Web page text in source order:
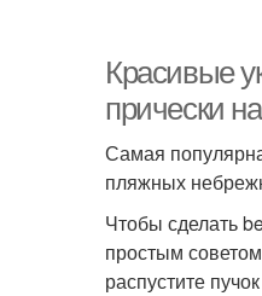
Красивые
прически
Самая
пляжных
Чтобы сделать
простым
распустите